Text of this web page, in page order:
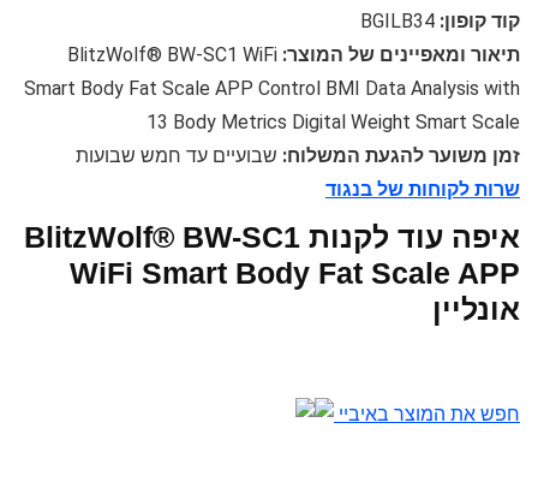
קוד קופון: BGILB34
תיאור ומאפיינים של המוצר: BlitzWolf® BW-SC1 WiFi
Smart Body Fat Scale APP Control BMI Data Analysis with
13 Body Metrics Digital Weight Smart Scale
זמן משוער להגעת המשלוח: שבועיים עד חמש שבועות
שרות לקוחות של בנגוד
איפה עוד לקנות BlitzWolf® BW-SC1
WiFi Smart Body Fat Scale APP
אונליין
חפש את המוצר באיביי